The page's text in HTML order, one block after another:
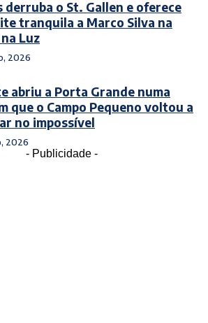
derruba o St. Gallen e oferece
tranquila a Marco Silva na
Luz
2026
abriu a Porta Grande numa
que o Campo Pequeno voltou a
no impossível
2026
- Publicidade -